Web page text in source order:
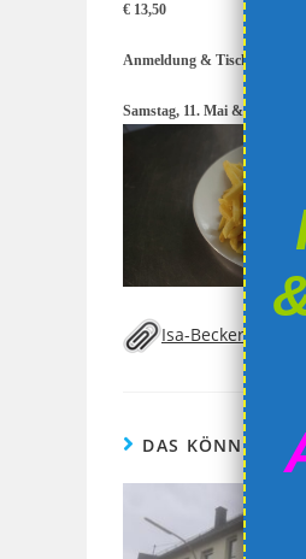
€ 13,50
Anmeldung &
Samstag, 11. Mai & Sonntag,
Isa-Becker.vcf
DAS KÖNNTE